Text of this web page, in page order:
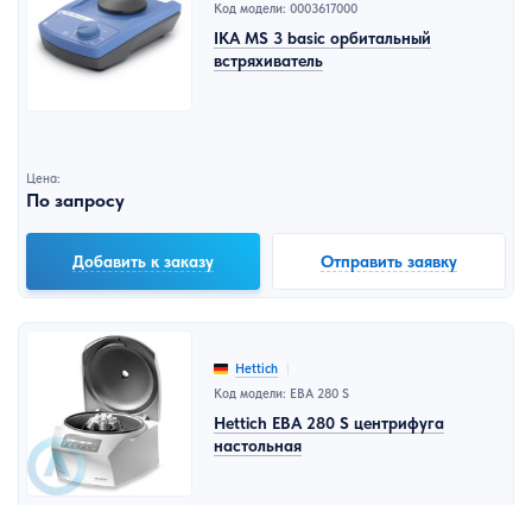
Код модели: 0003617000
IKA MS 3 basic орбитальный
встряхиватель
Цена:
По запросу
Добавить к заказу Отправить заявку
Hettich
Код модели: EBA 280 S
Hettich EBA 280 S центрифуга
настольная